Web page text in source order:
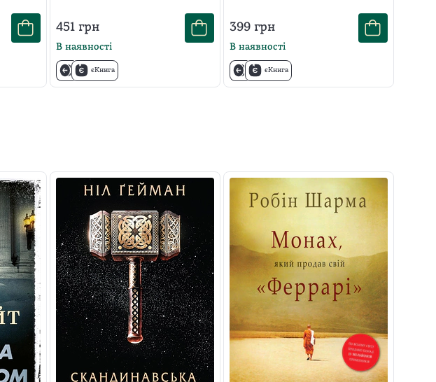
451 грн
В наявності
єКнига
399 грн
В наявності
єКнига